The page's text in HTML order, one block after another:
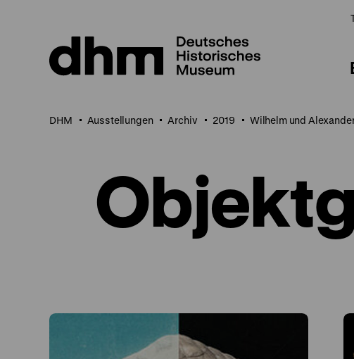
Seiteninhalt
springen
DHM Ausstellungen Archiv 2019 Wilhelm und